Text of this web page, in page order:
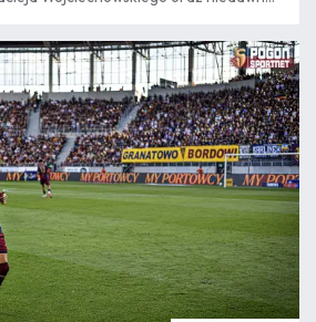
rozwoju znajduje się każdy z nich i
kibicom w najbliższym czasie.